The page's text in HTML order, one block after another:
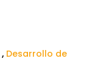
, Desarrollo de